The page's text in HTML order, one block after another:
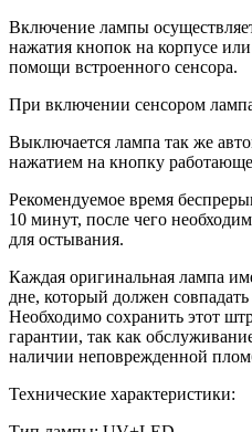
Включение лампы
нажатия кнопок на корпусе
помощи встроенного сенсора.
При включении сенсором
Выключается лампа так же
нажатием на кнопку
Рекомендуемое время
10 минут, после чего
для остывания.
Каждая оригинальная лампа
дне, который должен
Необходимо сохранить этот
гарантии, так как
наличии неповрежденной
Технические характеристики: